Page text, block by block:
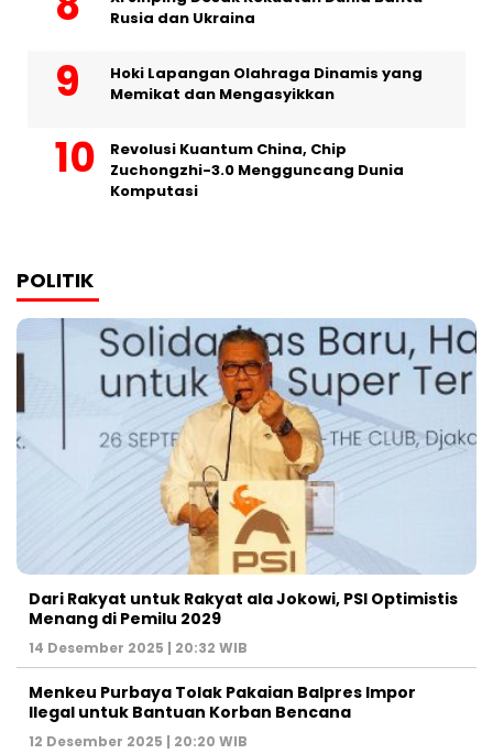
Rusia dan Ukraina
Hoki Lapangan Olahraga Dinamis yang
Memikat dan Mengasyikkan
Revolusi Kuantum China, Chip
Zuchongzhi-3.0 Mengguncang Dunia
Komputasi
POLITIK
Dari Rakyat untuk Rakyat ala Jokowi, PSI Optimistis
Menang di Pemilu 2029
14 Desember 2025 | 20:32 WIB
Menkeu Purbaya Tolak Pakaian Balpres Impor
Ilegal untuk Bantuan Korban Bencana
12 Desember 2025 | 20:20 WIB